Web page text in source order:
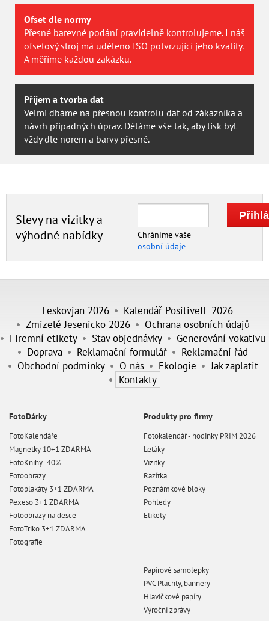
Ofset dle normy
Přesné barevné podání pravidelně kontrolujeme. I náš
ofsetový stroj má uděleno ISO potvrzující jeho kvality.
A měříme každou zakázku.
Příjem a tvorba dat
Velmi dbáme na přesnou kontrolu dat od zákazníka a
návrh případných úprav. Děláme vše tak, aby tisk byl
vždy dle norem a barvy přesné.
Slevy na vizitky a
výhodné nabídky
Chráníme vaše
osobní údaje
Leskovjan 2026
Kalendář PositiveJE 2026
Zmizelé Jesenicko 2026
Ochrana osobních údajů
Firemní etikety
Stav objednávky
Generování vokativu
Doprava
Reklamační formulář
Reklamační řád
Obchodní podmínky
O nás Ekologie
Jak zaplatit
Kontakty
FotoDárky
FotoKalendáře
Magnetky 10+1 ZDARMA
FotoKnihy -40%
Fotoobrazy
Fotoplakáty 3+1 ZDARMA
Pexeso 3+1 ZDARMA
Fotoobrazy na desce
FotoTriko 3+1 ZDARMA
Fotografie
Produkty pro firmy
Fotokalendář - hodinky PRIM 2026
Letáky
Vizitky
Razítka
Poznámkové bloky
Pohledy
Etikety
Papírové samolepky
PVC Plachty, bannery
Hlavičkové papíry
Výroční zprávy